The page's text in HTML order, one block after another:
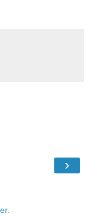
›
.